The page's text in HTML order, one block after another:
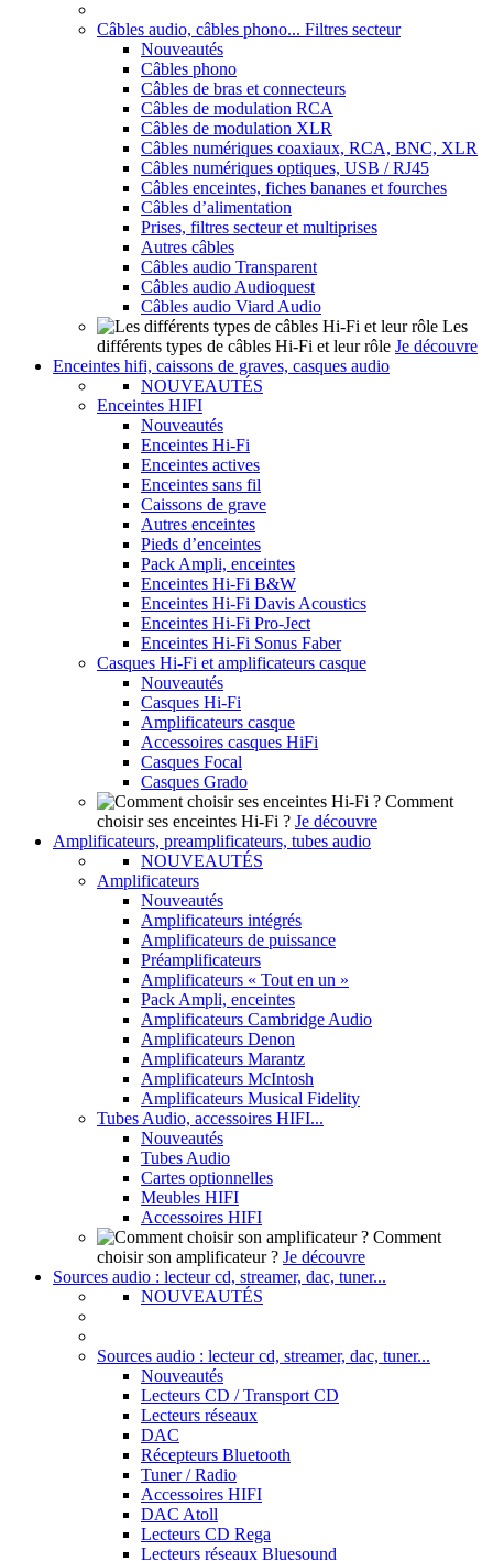
Câbles audio, câbles phono... Filtres secteur
Nouveautés
Câbles phono
Câbles de bras et connecteurs
Câbles de modulation RCA
Câbles de modulation XLR
Câbles numériques coaxiaux, RCA, BNC, XLR
Câbles numériques optiques, USB / RJ45
Câbles enceintes, fiches bananes et fourches
Câbles d’alimentation
Prises, filtres secteur et multiprises
Autres câbles
Câbles audio Transparent
Câbles audio Audioquest
Câbles audio Viard Audio
Les
différents types de câbles Hi-Fi et leur rôle Je découvre
Enceintes hifi, caissons de graves, casques audio
NOUVEAUTÉS
Enceintes HIFI
Nouveautés
Enceintes Hi-Fi
Enceintes actives
Enceintes sans fil
Caissons de grave
Autres enceintes
Pieds d’enceintes
Pack Ampli, enceintes
Enceintes Hi-Fi B&W
Enceintes Hi-Fi Davis Acoustics
Enceintes Hi-Fi Pro-Ject
Enceintes Hi-Fi Sonus Faber
Casques Hi-Fi et amplificateurs casque
Nouveautés
Casques Hi-Fi
Amplificateurs casque
Accessoires casques HiFi
Casques Focal
Casques Grado
Comment
choisir ses enceintes Hi-Fi ? Je découvre
Amplificateurs, preamplificateurs, tubes audio
NOUVEAUTÉS
Amplificateurs
Nouveautés
Amplificateurs intégrés
Amplificateurs de puissance
Préamplificateurs
Amplificateurs « Tout en un »
Pack Ampli, enceintes
Amplificateurs Cambridge Audio
Amplificateurs Denon
Amplificateurs Marantz
Amplificateurs McIntosh
Amplificateurs Musical Fidelity
Tubes Audio, accessoires HIFI...
Nouveautés
Tubes Audio
Cartes optionnelles
Meubles HIFI
Accessoires HIFI
Comment
choisir son amplificateur ? Je découvre
Sources audio : lecteur cd, streamer, dac, tuner...
NOUVEAUTÉS
Sources audio : lecteur cd, streamer, dac, tuner...
Nouveautés
Lecteurs CD / Transport CD
Lecteurs réseaux
DAC
Récepteurs Bluetooth
Tuner / Radio
Accessoires HIFI
DAC Atoll
Lecteurs CD Rega
Lecteurs réseaux Bluesound